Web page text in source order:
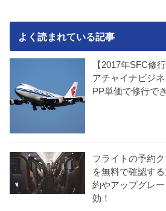
よく読まれている記事
【2017年SFC修
アチャイナビジ
PP単価で修行で
フライトの予約
を無料で確認す
約やアップグレ
効！